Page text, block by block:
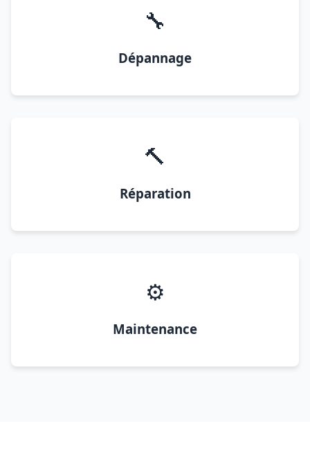
🔧
Dépannage
🔨
Réparation
⚙️
Maintenance